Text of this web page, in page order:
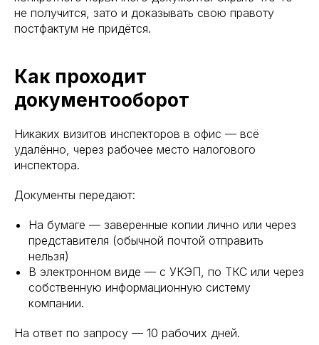
не получится, зато и доказывать свою правоту
постфактум не придётся.
Как проходит
документооборот
Никаких визитов инспекторов в офис — всё
удалённо, через рабочее место налогового
инспектора.
Документы передают:
На бумаге — заверенные копии лично или через
представителя (обычной почтой отправить
нельзя)
В электронном виде — с УКЭП, по ТКС или через
собственную информационную систему
компании.
На ответ по запросу — 10 рабочих дней.